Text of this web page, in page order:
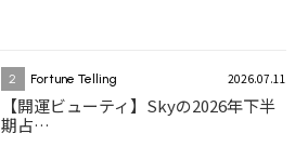
2 Fortune Telling 2026.07.11
【開運ビューティ】Skyの2026年下半
期占…